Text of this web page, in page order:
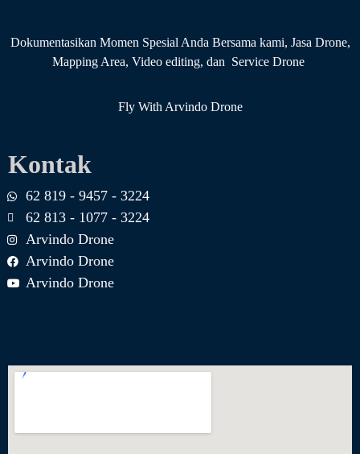
Dokumentasikan Momen Spesial Anda Bersama kami, Jasa Drone,
Mapping Area, Video editing, dan Service Drone
Fly With Arvindo Drone
Kontak
62 819 - 9457 - 3224
62 813 - 1077 - 3224
Arvindo Drone
Arvindo Drone
Arvindo Drone